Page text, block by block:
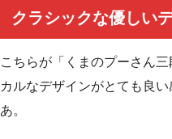
クラシックな優しい
こちらが「くまのプーさん
カルなデザインがとても良
あ。